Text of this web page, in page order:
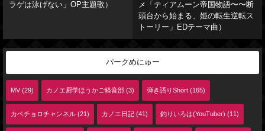
ラゲは泳げない」OP主題歌）
メ「ティアムーン帝国物語〜〜断
頭台から始まる、姫の転生逆転ス
トーリー」EDテーマ曲）
パークめにゅー
MV (29) カノエ厨学ほうかご軽音部 (3) 弾き語りShort (165)
カベチョロチャンネル (21) カノエ日記 (41) 釣りいろは(YouTuber) (11)